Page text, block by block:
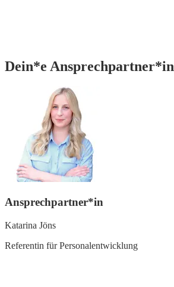
Dein*e Ansprechpartner*in
Ansprechpartner*in
Katarina Jöns
Referentin für Personalentwicklung